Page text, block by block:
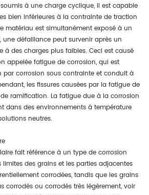
à une charge cyclique, il est capable
bien inférieures à la contrainte de traction
matériau est simultanément exposé à un
une défaillance peut survenir après un
à des charges plus faibles. Ceci est causé
appelée fatigue de corrosion, qui est
par corrosion sous contrainte et conduit à
les fissures causées par la fatigue de
ramification. La fatigue due à la corrosion
dans des environnements à température
neutres.
fait référence à un type de corrosion
des grains et les parties adjacentes
corrodées, tandis que les grains
corrodés ou corrodés très légèrement, voir